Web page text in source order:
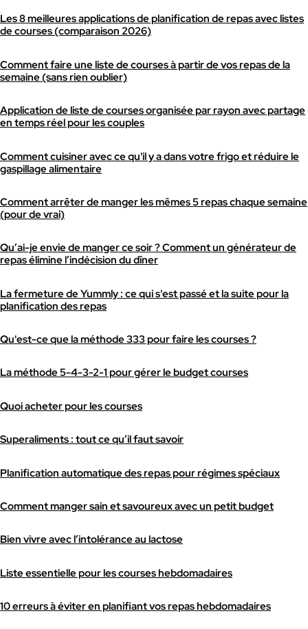
Les 8 meilleures applications de planification de repas avec listes
de courses (comparaison 2026)
Comment faire une liste de courses à partir de vos repas de la
semaine (sans rien oublier)
Application de liste de courses organisée par rayon avec partage
en temps réel pour les couples
Comment cuisiner avec ce qu'il y a dans votre frigo et réduire le
gaspillage alimentaire
Comment arrêter de manger les mêmes 5 repas chaque semaine
(pour de vrai)
Qu’ai-je envie de manger ce soir ? Comment un générateur de
repas élimine l’indécision du dîner
La fermeture de Yummly : ce qui s'est passé et la suite pour la
planification des repas
Qu'est-ce que la méthode 333 pour faire les courses ?
La méthode 5-4-3-2-1 pour gérer le budget courses
Quoi acheter pour les courses
Superaliments : tout ce qu’il faut savoir
Planification automatique des repas pour régimes spéciaux
Comment manger sain et savoureux avec un petit budget
Bien vivre avec l’intolérance au lactose
Liste essentielle pour les courses hebdomadaires
10 erreurs à éviter en planifiant vos repas hebdomadaires